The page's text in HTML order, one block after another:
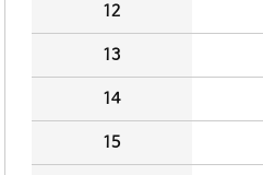
12
13
14
15